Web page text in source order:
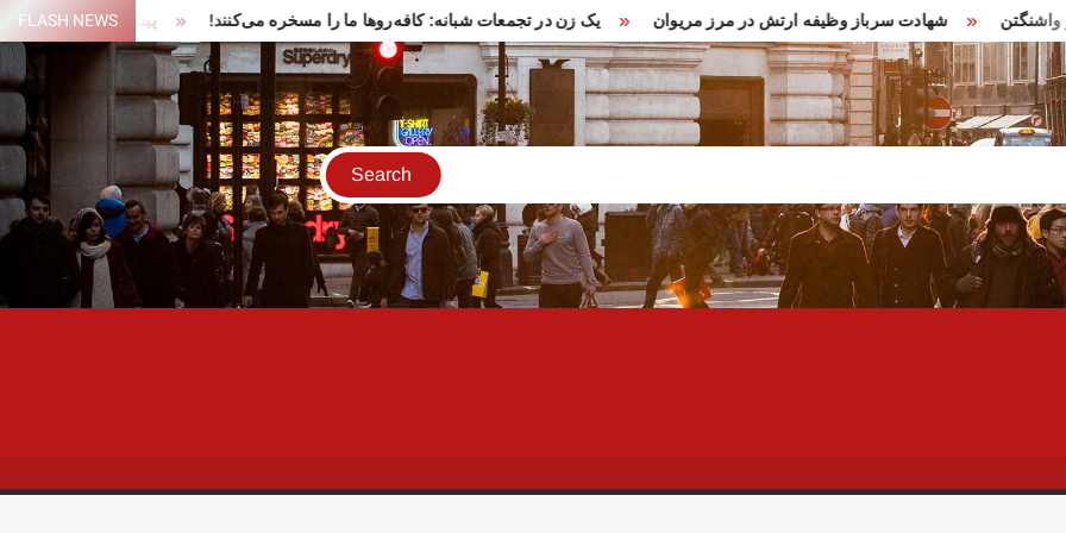
FLASH NEWS
پیشنهاد یک زن در تجمعات شبانه: کافه‌روها ما را مسخره می‌کنند! شهادت سرباز وظیفه ارتش در مرز مریوان گراهام در واشنگتن